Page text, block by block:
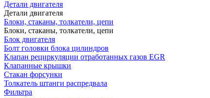
Детали двигателя
Детали двигателя
Блоки, стаканы, толкатели, цепи
Блоки, стаканы, толкатели, цепи
Блок двигателя
Болт головки блока цилиндров
Клапан рециркуляции отработанных газов EGR
Клапанные крышки
Стакан форсунки
Толкатель штанги распредвала
Фильтра